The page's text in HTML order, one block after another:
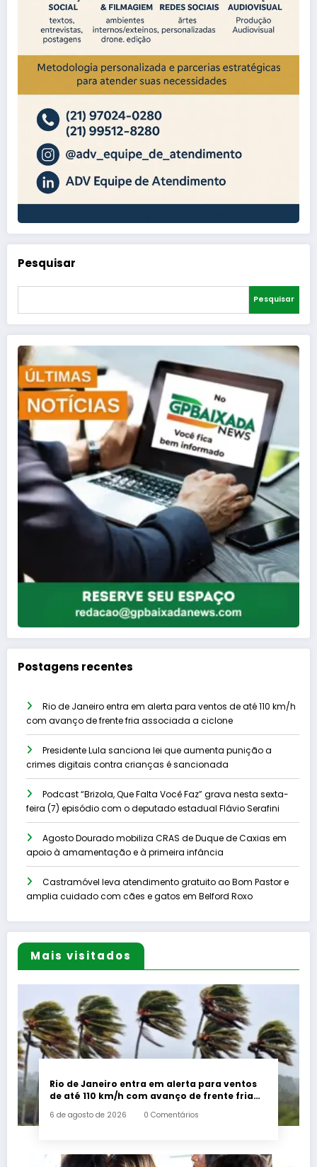
Pesquisar
Pesquisar
Postagens recentes
Rio de Janeiro entra em alerta para ventos de até 110 km/h
com avanço de frente fria associada a ciclone
Presidente Lula sanciona lei que aumenta punição a
crimes digitais contra crianças é sancionada
Podcast “Brizola, Que Falta Você Faz” grava nesta sexta-
feira (7) episódio com o deputado estadual Flávio Serafini
Agosto Dourado mobiliza CRAS de Duque de Caxias em
apoio à amamentação e à primeira infância
Castramóvel leva atendimento gratuito ao Bom Pastor e
amplia cuidado com cães e gatos em Belford Roxo
Mais visitados
Rio de Janeiro entra em alerta para ventos
de até 110 km/h com avanço de frente fria
6 de agosto de 2026 0 Comentários